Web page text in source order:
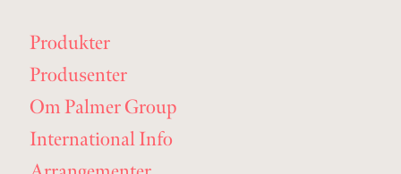
Produkter
Produsenter
Om Palmer Group
International Info